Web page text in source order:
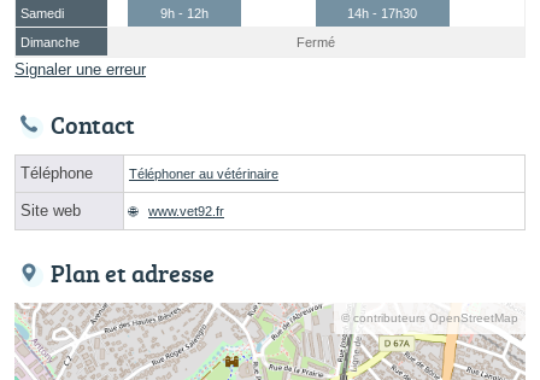
Samedi
9h - 12h
14h - 17h30
Dimanche
Fermé
Signaler une erreur
Contact
Téléphone Téléphoner au vétérinaire
Site web www.vet92.fr
Plan et adresse
© contributeurs OpenStreetMap